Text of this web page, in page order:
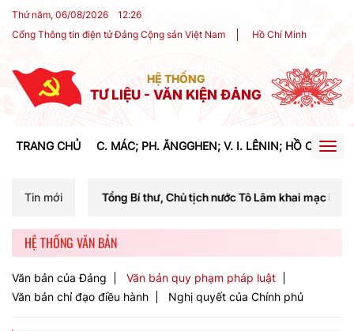
Thứ năm, 06/08/2026 12:26
Cổng Thông tin điện tử Đảng Cộng sản Việt Nam
Hồ Chí Minh
HỆ THỐNG
TƯ LIỆU - VĂN KIỆN ĐẢNG
TRANG CHỦ C. MÁC; PH. ĂNGGHEN; V. I. LÊNIN; HỒ CHÍ
Tin mới
Tổng Bí thư, Chủ tịch nước Tô Lâm khai mạc Hội nghị Trung ương
HỆ THỐNG VĂN BẢN
Văn bản của Đảng
Văn bản quy phạm pháp luật
Văn bản chỉ đạo điều hành
Nghị quyết của Chính phủ